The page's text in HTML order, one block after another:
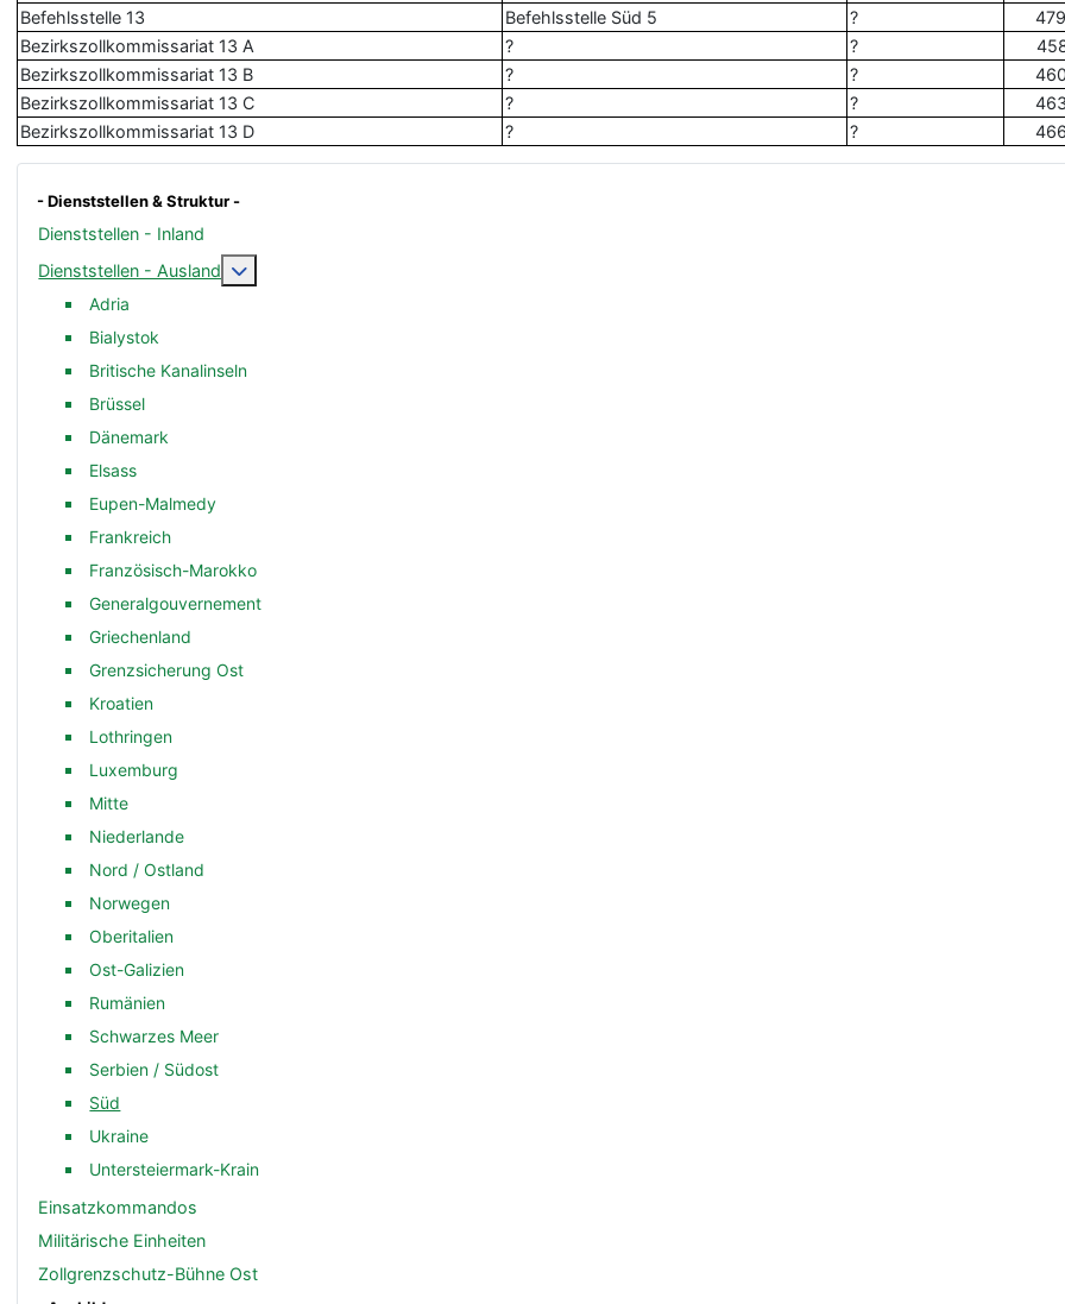
- Dienststellen & Struktur -
Dienststellen - Inland
Dienststellen - Ausland
Weitere Informationen: Dienststellen - Ausland
Adria
Bialystok
Britische Kanalinseln
Brüssel
Dänemark
Elsass
Eupen-Malmedy
Frankreich
Französisch-Marokko
Generalgouvernement
Griechenland
Grenzsicherung Ost
Kroatien
Lothringen
Luxemburg
Mitte
Niederlande
Nord / Ostland
Norwegen
Oberitalien
Ost-Galizien
Rumänien
Schwarzes Meer
Serbien / Südost
Süd
Ukraine
Untersteiermark-Krain
Einsatzkommandos
Militärische Einheiten
Zollgrenzschutz-Bühne Ost
Befehlsstelle 13
Befehlsstelle Süd 5 ?
Bezirkszollkommissariat 13 A
? ?
Bezirkszollkommissariat 13 B
? ?
Bezirkszollkommissariat 13 C
? ?
Bezirkszollkommissariat 13 D
? ?